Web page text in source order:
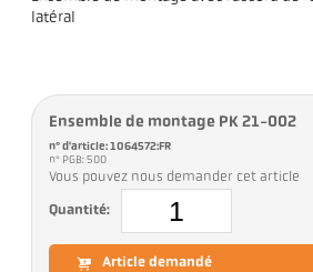
latéral
Ensemble de montage PK 21-002
n° d'article: 1064572:FR
n° PGB: 500
Vous pouvez nous demander cet article
Quantité:
Article demandé